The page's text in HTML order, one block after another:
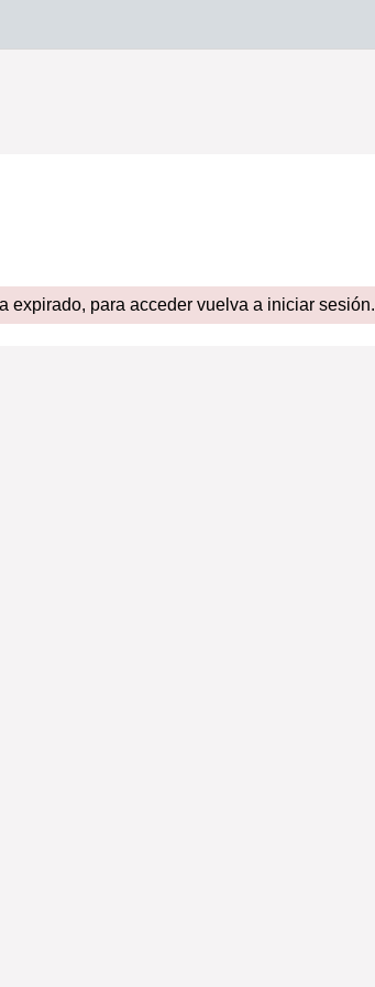
expirado, para acceder vuelva a iniciar sesión.